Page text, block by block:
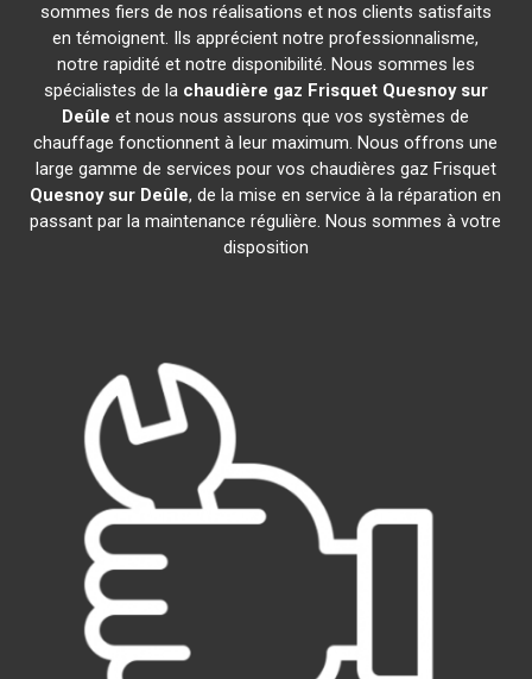
sommes fiers de nos réalisations et nos clients satisfaits
en témoignent. Ils apprécient notre professionnalisme,
notre rapidité et notre disponibilité. Nous sommes les
spécialistes de la chaudière gaz Frisquet Quesnoy sur
Deûle et nous nous assurons que vos systèmes de
chauffage fonctionnent à leur maximum. Nous offrons une
large gamme de services pour vos chaudières gaz Frisquet
Quesnoy sur Deûle, de la mise en service à la réparation en
passant par la maintenance régulière. Nous sommes à votre
disposition